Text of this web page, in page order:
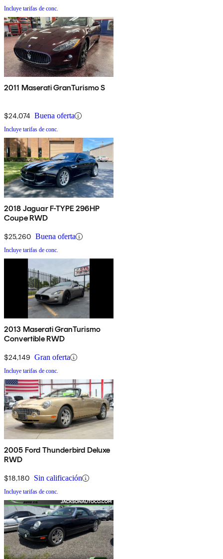
Incluye tarifas de conc.
2011 Maserati GranTurismo S
$24,074 Buena oferta
Incluye tarifas de conc.
2018 Jaguar F-TYPE 296HP
Coupe RWD
$25,260 Buena oferta
Incluye tarifas de conc.
2013 Maserati GranTurismo
Convertible RWD
$24,149 Gran oferta
Incluye tarifas de conc.
2005 Ford Thunderbird Deluxe
RWD
$18,180 Sin calificación
Incluye tarifas de conc.